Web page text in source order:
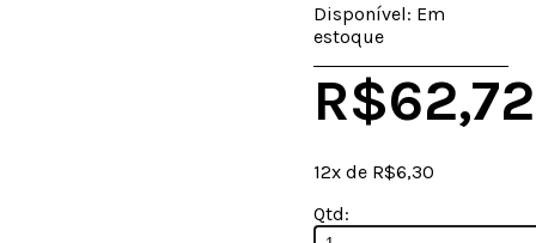
Disponível: Em
estoque
R$62,72
12x de R$6,30
Qtd: